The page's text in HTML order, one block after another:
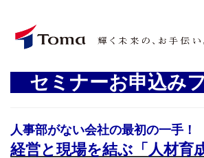
セミナーお申込み
人事部がない会社の最初の一手！
経営と現場を結ぶ「人材育